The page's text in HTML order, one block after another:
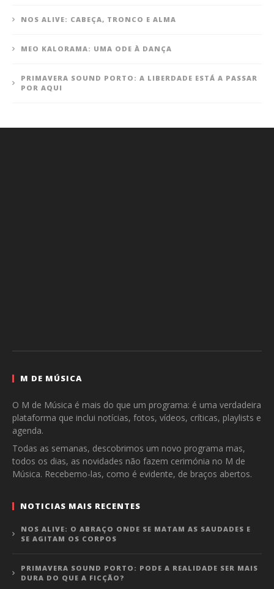
NOS ALIVE: CABEÇA, TRONCO E ALMA
MEO KALORAMA: UMA ODE À DANÇA
PRIMAVERA SOUND PORTO: A LIBERDADE ESTÁ A PASSAR
POR AQUI
M DE MÚSICA
O M de Música é mais do que um programa: é uma verdadeira
plataforma que inclui notícias, fotos, vídeos, críticas, playlists e
agenda.
Todas as semanas, descobrimos um novo programa mas,
todos os dias, as novidades não fazem cerimónia no M de
Música. Recebemo-las, como é evidente, de braços abertos.
NOTICIAS MAIS RECENTES
NOS ALIVE: O ABRAÇO ONDE SE MATAM AS SAUDADES E
SE AGITAM OS CORPOS
PRIMAVERA SOUND PORTO: PODE A REALIDADE SER MAIS
DURA DO QUE A FICÇÃO?